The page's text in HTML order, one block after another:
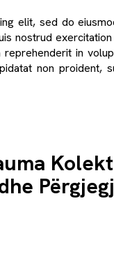
elit, sed do
nostrud
in
non proident,